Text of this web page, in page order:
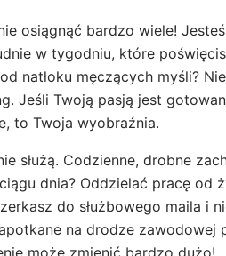
osiągnąć bardzo wiele!
w tygodniu, które
natłoku męczących myśli?
Jeśli Twoją pasją jest
to Twoja wyobraźnia.
służą. Codzienne, drobne
dnia? Oddzielać pracę od
do służbowego maila i
na drodze
może zmienić bardzo dużo!